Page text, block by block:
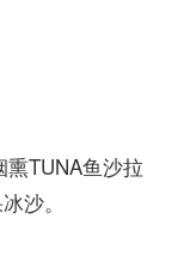
TUNA鱼沙拉
沙。